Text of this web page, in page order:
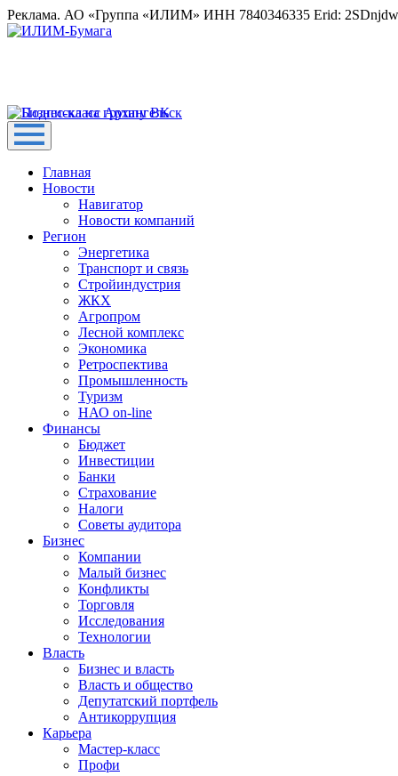
Реклама. АО «Группа «ИЛИМ» ИНН 7840346335 Erid:
Главная
Новости
Навигатор
Новости компаний
Регион
Энергетика
Транспорт и связь
Стройиндустрия
ЖКХ
Агропром
Лесной комплекс
Экономика
Ретроспектива
Промышленность
Туризм
НАО on-line
Финансы
Бюджет
Инвестиции
Банки
Страхование
Налоги
Советы аудитора
Бизнес
Компании
Малый бизнес
Конфликты
Торговля
Исследования
Технологии
Власть
Бизнес и власть
Власть и общество
Депутатский портфель
Антикоррупция
Карьера
Мастер-класс
Профи